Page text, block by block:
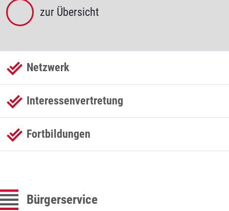
zur Übersicht
Netzwerk
Interessenvertretung
Fortbildungen
Bürgerservice